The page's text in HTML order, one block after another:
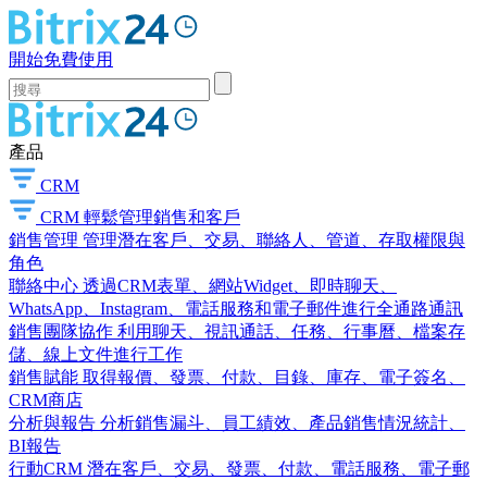
開始免費使用
產品
CRM
CRM 輕鬆管理銷售和客戶
銷售管理 管理潛在客戶、交易、聯絡人、管道、存取權限與
角色
聯絡中心 透過CRM表單、網站Widget、即時聊天、
WhatsApp、Instagram、電話服務和電子郵件進行全通路通訊
銷售團隊協作 利用聊天、視訊通話、任務、行事曆、檔案存
儲、線上文件進行工作
銷售賦能 取得報價、發票、付款、目錄、庫存、電子簽名、
CRM商店
分析與報告 分析銷售漏斗、員工績效、產品銷售情況統計、
BI報告
行動CRM 潛在客戶、交易、發票、付款、電話服務、電子郵